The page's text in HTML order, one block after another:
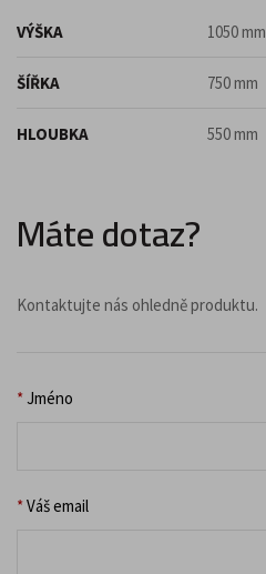
VÝŠKA 1050 mm
ŠÍŘKA 750 mm
HLOUBKA 550 mm
Máte dotaz?
Kontaktujte nás ohledně produktu.
*Jméno
*Váš email